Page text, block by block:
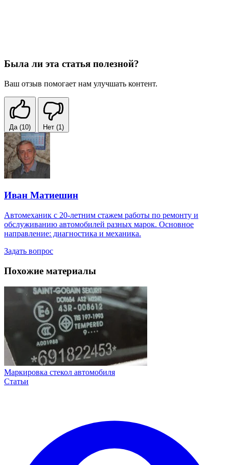
Была ли эта статья полезной?
Ваш отзыв помогает нам улучшать контент.
Да (10) Нет (1)
Иван Матиешин
Автомеханик с 20-летним стажем работы по ремонту и
обслуживанию автомобилей разных марок. Основное
направление: диагностика и механика.
Задать вопрос
Похожие материалы
Маркировка стекол автомобиля
Статьи